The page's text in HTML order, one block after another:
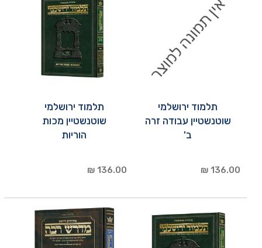
תלמוד ירושלמי
שוטנשטיין עבודה זרה
ב'
136.00 ₪
תלמוד ירושלמי
שוטנשטיין מכות
הוריות
136.00 ₪